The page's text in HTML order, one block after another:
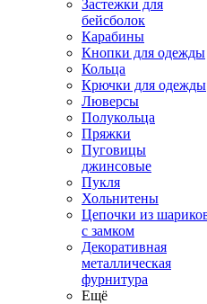
Застежки для
бейсболок
Карабины
Кнопки для одежды
Кольца
Крючки для одежды
Люверсы
Полукольца
Пряжки
Пуговицы
джинсовые
Пукля
Хольнитены
Цепочки из
с замком
Декоративная
металлическая
фурнитура
Ещё